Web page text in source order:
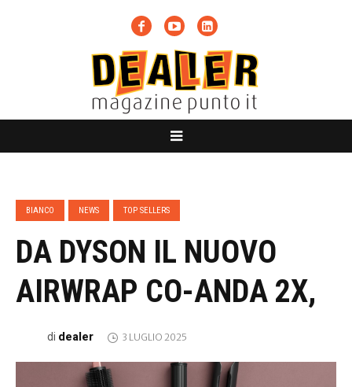
BIANCO NEWS TOP SELLERS
DA DYSON IL NUOVO
AIRWRAP CO-ANDA 2X,
di dealer 3 LUGLIO 2025